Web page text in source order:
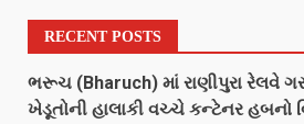
RECENT POSTS
ભરૂચ (Bharuch) માં રાણીપુરા રેલવે
ખેડૂતોની હાલાકી વચ્ચે કન્ટેનર હબનો